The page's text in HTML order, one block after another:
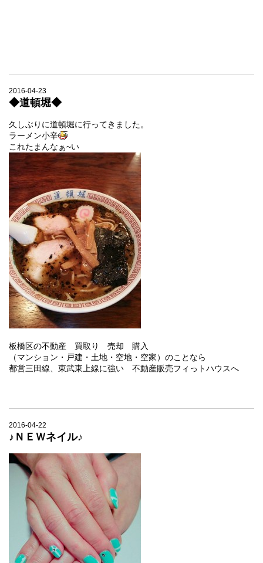
2016-04-23
◆道頓堀◆
久しぶりに道頓堀に行ってきました。
ラーメン小辛
これたまんなぁ~い
板橋区の不動産 買取り 売却 購入
（マンション・戸建・土地・空地・空家）のことなら
都営三田線、東武東上線に強い 不動産販売フィっトハウスへ
2016-04-22
♪ＮＥＷネイル♪